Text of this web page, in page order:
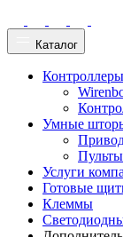
Каталог
Контроллеры
Умные
Услуги
Готовые
Клеммы